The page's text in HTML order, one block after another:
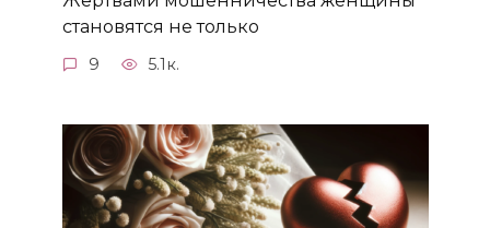
становятся не только
9 5.1к.